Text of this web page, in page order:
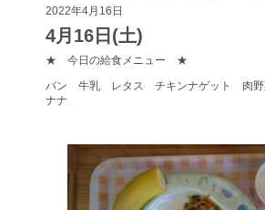
2022年4月16日
4月16日(土)
★ 今日の給食メニュー ★
パン 牛乳 レタス チキンナゲット 肉
ナナ